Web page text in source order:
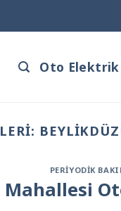
Oto Elektrik
PERIYODIK